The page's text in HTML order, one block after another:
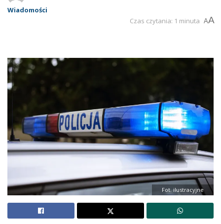
Wiadomości
Czas czytania: 1 minuta AA
Fot. ilustracyjne